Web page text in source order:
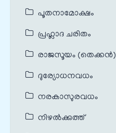
പൂതനാമോക്ഷം
പ്രഹ്ലാദ ചരിതം
രാജസൂയം (തെക്കൻ)
ദുര്യോധനവധം
നരകാസുരവധം
നിഴൽക്കുത്ത്